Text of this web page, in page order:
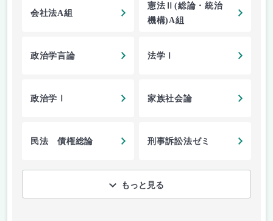
会社法A組
憲法Ⅱ(総論・統治
機構)A組
政治学言論 法学Ⅰ
政治学Ⅰ 家族社会論
民法 債権総論 刑事訴訟法ゼミ
もっと見る